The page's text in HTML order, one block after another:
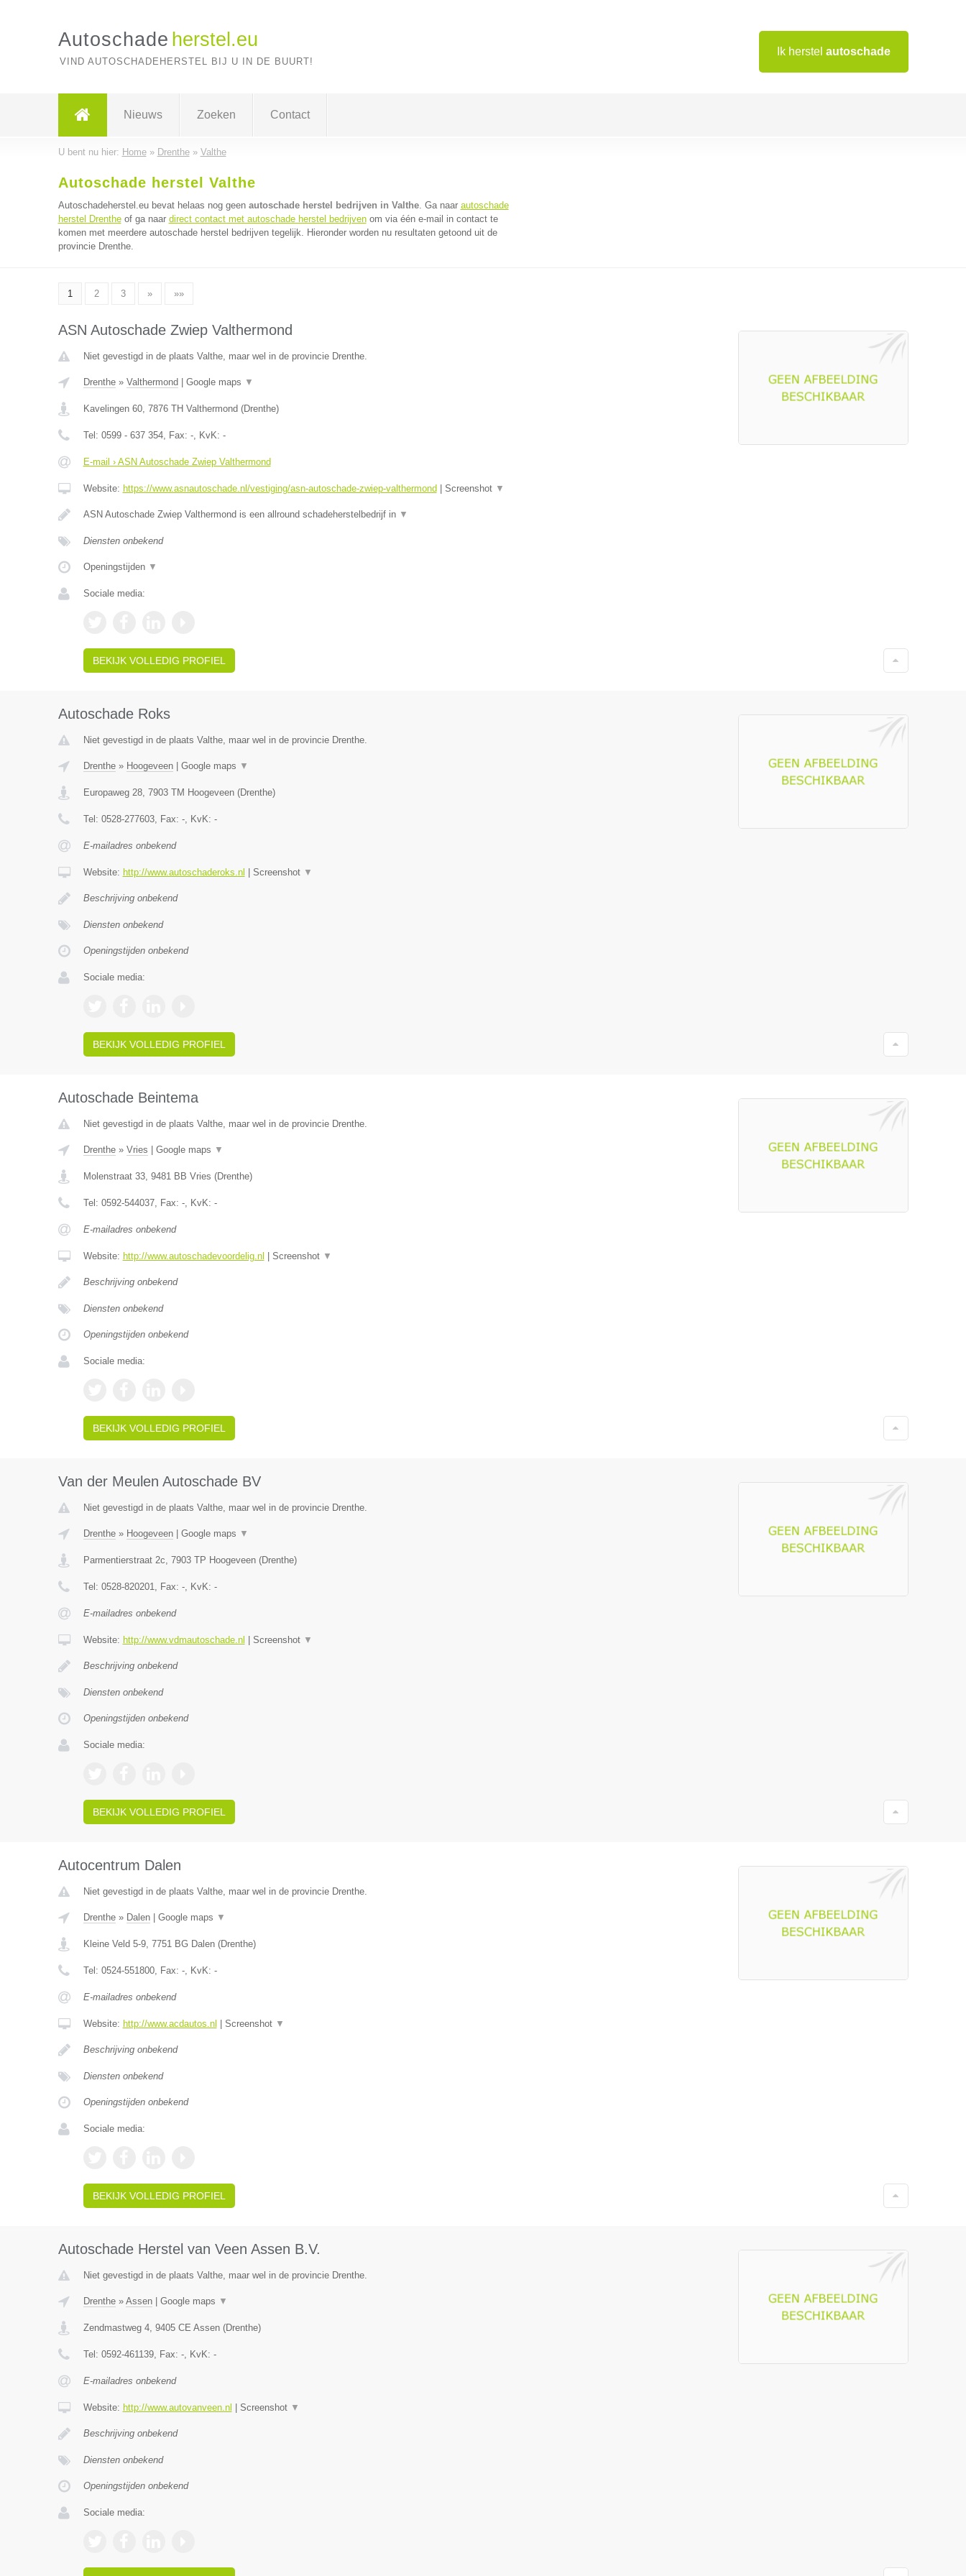
Ik herstel autoschade
Autoschade herstel.eu
VIND AUTOSCHADEHERSTEL BIJ U IN DE BUURT!
Nieuws Zoeken Contact
U bent nu hier: Home» Drenthe» Valthe
Autoschade herstel Valthe
Autoschadeherstel.eu bevat helaas nog geen autoschade herstel bedrijven in Valthe. Ga naar autoschade
herstel Drentheof ga naar direct contact met autoschade herstel bedrijvenom via één e-mail in contact te
komen met meerdere autoschade herstel bedrijven tegelijk. Hieronder worden nu resultaten getoond uit de
provincie Drenthe.
1 2 3 » »»
ASN Autoschade Zwiep Valthermond
Niet gevestigd in de plaats Valthe, maar wel in de provincie Drenthe.
Drenthe» Valthermond Google maps ▼
Kavelingen 60, 7876 TH Valthermond (Drenthe)
Tel: 0599 - 637 354, Fax: -, KvK: -
E-mail › ASN Autoschade Zwiep Valthermond
Website: https://www.asnautoschade.nl/vestiging/asn-autoschade-zwiep-valthermond Screenshot ▼
ASN Autoschade Zwiep Valthermond is een allround schadeherstelbedrijf in ▼
Diensten onbekend
Openingstijden ▼
Sociale media:
BEKIJK VOLLEDIG PROFIEL
Autoschade Roks
Niet gevestigd in de plaats Valthe, maar wel in de provincie Drenthe.
Drenthe» Hoogeveen| Google maps ▼
Europaweg 28, 7903 TM Hoogeveen(Drenthe)
Tel: 0528-277603, Fax: -, KvK: -
E-mailadres onbekend
Website: http://www.autoschaderoks.nl Screenshot ▼
Beschrijving onbekend
Diensten onbekend
Openingstijden onbekend
Sociale media:
BEKIJK VOLLEDIG PROFIEL
Autoschade Beintema
Niet gevestigd in de plaats Valthe, maar wel in de provincie Drenthe.
Drenthe» Vries Google maps ▼
Molenstraat 33, 9481 BB Vries (Drenthe)
Tel: 0592-544037, Fax: -, KvK: -
E-mailadres onbekend
Website: http://www.autoschadevoordelig.nl Screenshot ▼
Beschrijving onbekend
Diensten onbekend
Openingstijden onbekend
Sociale media:
BEKIJK VOLLEDIG PROFIEL
Van der Meulen Autoschade BV
Niet gevestigd in de plaats Valthe, maar wel in de provincie Drenthe.
Drenthe» Hoogeveen| Google maps ▼
Parmentierstraat 2c, 7903 TP Hoogeveen(Drenthe)
Tel: 0528-820201, Fax: -, KvK: -
E-mailadres onbekend
Website: http://www.vdmautoschade.nl Screenshot ▼
Beschrijving onbekend
Diensten onbekend
Openingstijden onbekend
Sociale media:
BEKIJK VOLLEDIG PROFIEL
Autocentrum Dalen
Niet gevestigd in de plaats Valthe, maar wel in de provincie Drenthe.
Drenthe» Dalen| Google maps ▼
Kleine Veld 5-9, 7751 BG Dalen(Drenthe)
Tel: 0524-551800, Fax: -, KvK: -
E-mailadres onbekend
Website: http://www.acdautos.nl Screenshot ▼
Beschrijving onbekend
Diensten onbekend
Openingstijden onbekend
Sociale media:
BEKIJK VOLLEDIG PROFIEL
Autoschade Herstel van Veen Assen B.V.
Niet gevestigd in de plaats Valthe, maar wel in de provincie Drenthe.
Drenthe» Assen| Google maps ▼
Zendmastweg 4, 9405 CE Assen(Drenthe)
Tel: 0592-461139, Fax: -, KvK: -
E-mailadres onbekend
Website: http://www.autovanveen.nl Screenshot ▼
Beschrijving onbekend
Diensten onbekend
Openingstijden onbekend
Sociale media: